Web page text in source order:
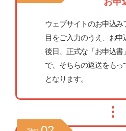
ウェブサイトのお申込
目をご入力のうえ、お申
後日、正式な「お申込書
で、そちらの返送をもっ
となります。